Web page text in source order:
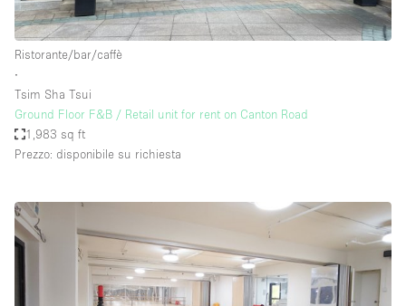
Ristorante/bar/caffè
∙
Tsim Sha Tsui
Ground Floor F&B / Retail unit for rent on Canton Road
1,983 sq ft
Prezzo: disponibile su richiesta